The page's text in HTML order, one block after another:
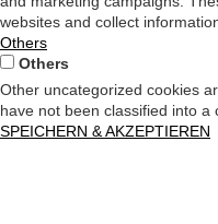
websites and collect
Others
Others
Other uncategorized cookies
have not been classified into a
SPEICHERN & AKZEPTIEREN